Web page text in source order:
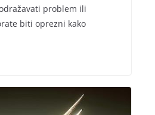
problem ili
biti oprezni kako